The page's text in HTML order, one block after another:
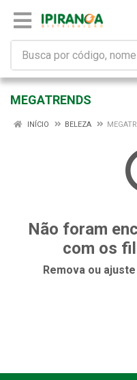
MEGATRENDS
INÍCIO BELEZA
Não foram
com os
Remova ou